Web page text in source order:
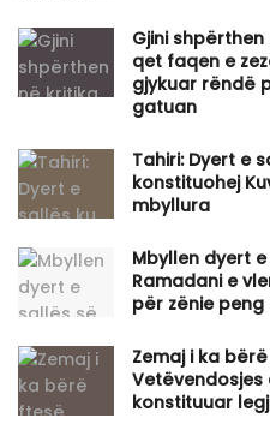
Gjini
qet faqen e
gjykuar rëndë
gatuan
Tahiri: Dyert e
konstituohej
mbyllura
Mbyllen dyert
Ramadani e
për zënie
Zemaj i ka
Vetëvendosjes
konstituuar